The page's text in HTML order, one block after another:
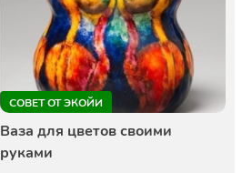
СОВЕТ ОТ ЭКОЙИ
Ваза для цветов своими
руками